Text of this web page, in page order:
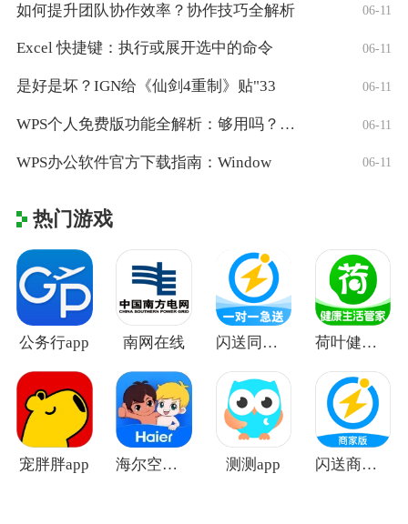
如何提升团队协作效率？协作技巧全解析 06-11
Excel 快捷键：执行或展开选中的命令 06-11
是好是坏？IGN给《仙剑4重制》贴"33 06-11
WPS个人免费版功能全解析：够用吗？适合 06-11
WPS办公软件官方下载指南：Window 06-11
热门游戏
公务行app 南网在线 闪送同城快递 荷叶健康app
宠胖胖app 海尔空调遥控器手机版 测测app 闪送商家版